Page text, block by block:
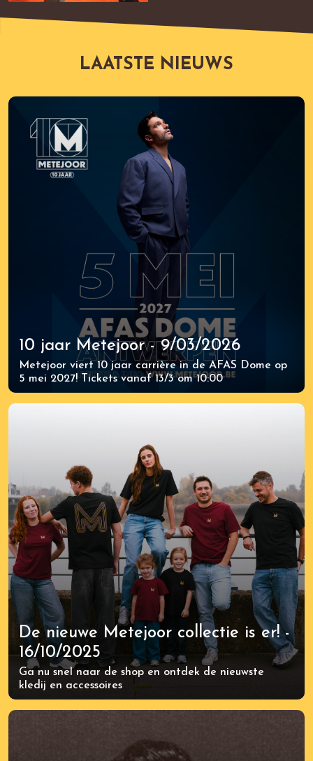
LAATSTE NIEUWS
10 jaar Metejoor - 9/03/2026
Metejoor viert 10 jaar carrière in de AFAS Dome op
5 mei 2027! Tickets vanaf 13/3 om 10:00
De nieuwe Metejoor collectie is er! -
16/10/2025
Ga nu snel naar de shop en ontdek de nieuwste
kledij en accessoires